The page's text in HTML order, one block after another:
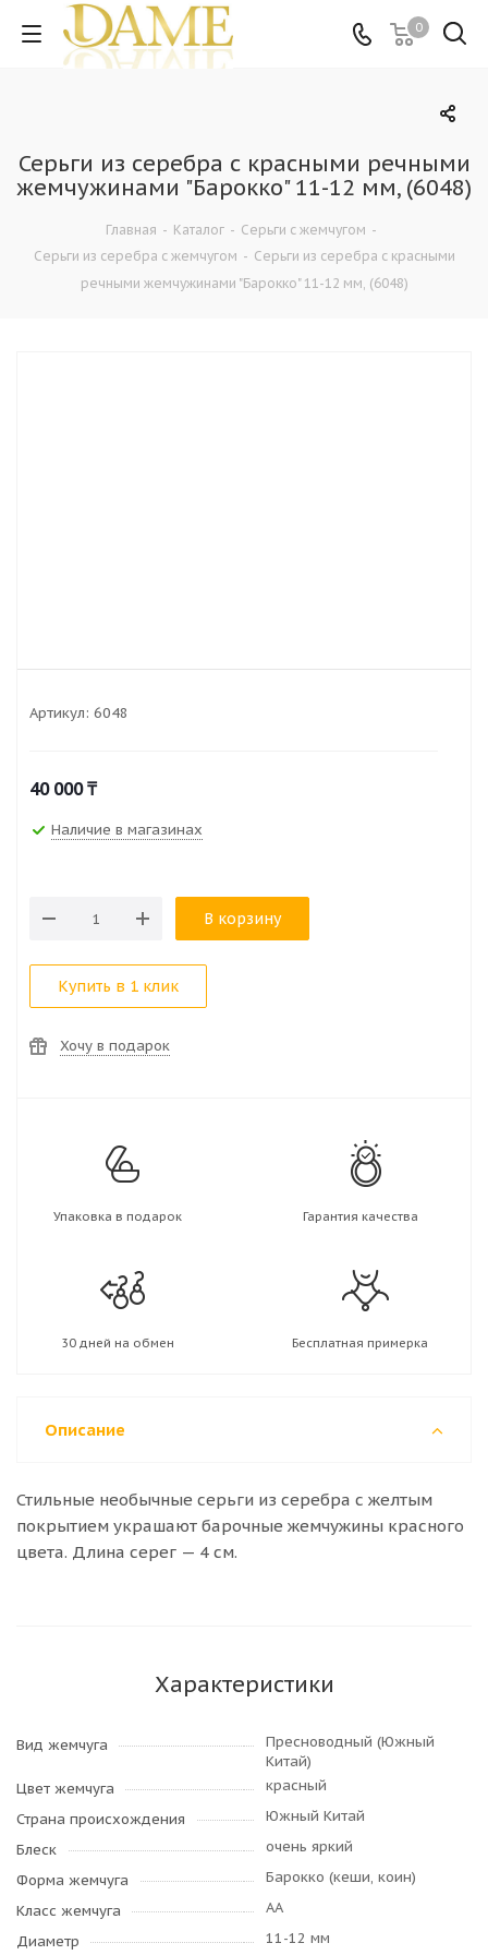
0
Серьги из серебра с красными речными
жемчужинами "Барокко" 11-12 мм, (6048)
Главная - Каталог - Серьги с жемчугом -
Серьги из серебра с жемчугом - Серьги из серебра с красными
речными жемчужинами "Барокко" 11-12 мм, (6048)
Артикул: 6048
40 000₸
Наличие в магазинах
В корзину
Купить в 1 клик
Хочу в подарок
Упаковка в подарок Гарантия качества
30 дней на обмен Бесплатная примерка
Описание
Стильные необычные серьги из серебра с желтым
покрытием украшают барочные жемчужины красного
цвета. Длина серег — 4 см.
Характеристики
Вид жемчуга
Пресноводный (Южный
Китай)
Цвет жемчуга
красный
Страна происхождения
Южный Китай
Блеск
очень яркий
Форма жемчуга
Барокко (кеши, коин)
Класс жемчуга
AA
Диаметр
11-12 мм